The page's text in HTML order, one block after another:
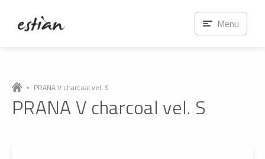
PRANA V charcoal vel. S
PRANA V charcoal vel. S
Menu